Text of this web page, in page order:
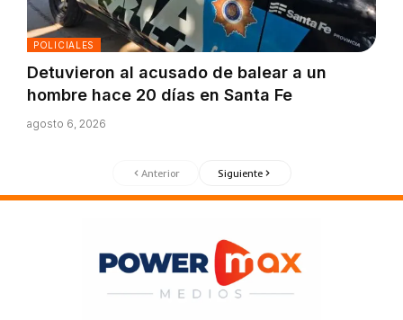
POLICIALES
Detuvieron al acusado de balear a un
hombre hace 20 días en Santa Fe
agosto 6, 2026
Anterior Siguiente